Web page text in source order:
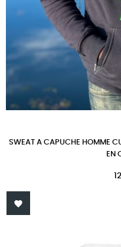
SWEAT A CAPUCHE HOMME
EN
